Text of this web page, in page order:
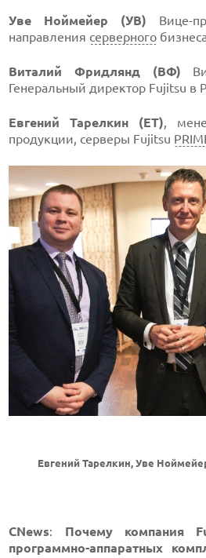
Уве Ноймейер (УВ) Вице-
направления серверного
Виталий Фридлянд (ВФ)
Генеральный директор Fujitsu в
Евгений Тарелкин (ЕТ),
продукции, серверы Fujitsu
Евгений Тарелкин, Уве
CNews: Почему компания
программно-аппаратных